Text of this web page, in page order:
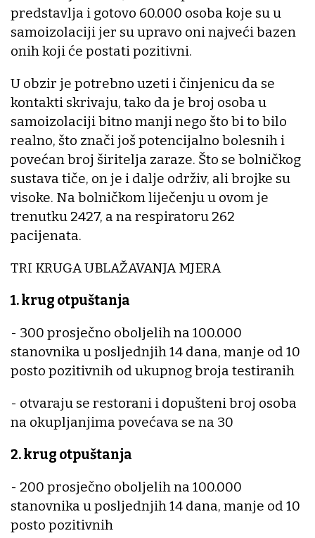
predstavlja i gotovo 60.000 osoba koje su u
samoizolaciji jer su upravo oni najveći bazen
onih koji će postati pozitivni.
U obzir je potrebno uzeti i činjenicu da se
kontakti skrivaju, tako da je broj osoba u
samoizolaciji bitno manji nego što bi to bilo
realno, što znači još potencijalno bolesnih i
povećan broj širitelja zaraze. Što se bolničkog
sustava tiče, on je i dalje održiv, ali brojke su
visoke. Na bolničkom liječenju u ovom je
trenutku 2427, a na respiratoru 262
pacijenata.
TRI KRUGA UBLAŽAVANJA MJERA
1. krug otpuštanja
- 300 prosječno oboljelih na 100.000
stanovnika u posljednjih 14 dana, manje od 10
posto pozitivnih od ukupnog broja testiranih
- otvaraju se restorani i dopušteni broj osoba
na okupljanjima povećava se na 30
2. krug otpuštanja
- 200 prosječno oboljelih na 100.000
stanovnika u posljednjih 14 dana, manje od 10
posto pozitivnih